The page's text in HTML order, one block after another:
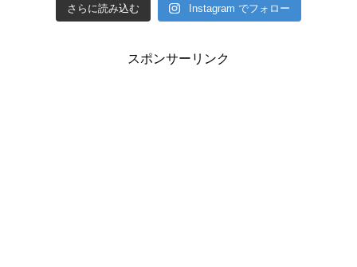
さらに読み込む Instagram でフォロー
スポンサーリンク